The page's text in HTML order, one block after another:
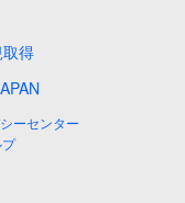
得
ーセンター